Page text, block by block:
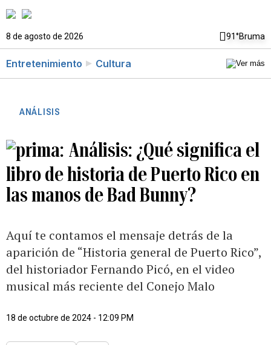
8 de agosto de 2026 91°Bruma
Entretenimiento Cultura
ANÁLISIS
Análisis: ¿Qué significa el
libro de historia de Puerto Rico en
las manos de Bad Bunny?
Aquí te contamos el mensaje detrás de la
aparición de “Historia general de Puerto Rico”,
del historiador Fernando Picó, en el video
musical más reciente del Conejo Malo
18 de octubre de 2024 - 12:09 PM